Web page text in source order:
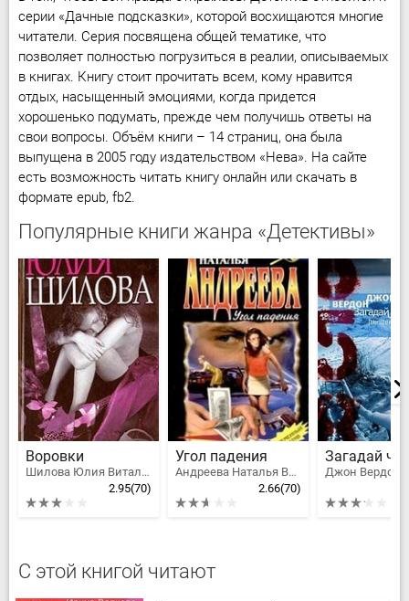
серии «Дачные подсказки», которой восхищаются многие
читатели. Серия посвящена общей тематике, что
позволяет полностью погрузиться в реалии, описываемых
в книгах. Книгу стоит прочитать всем, кому нравится
отдых, насыщенный эмоциями, когда придется
хорошенько подумать, прежде чем получишь ответы на
свои вопросы. Объём книги – 14 страниц, она была
выпущена в 2005 году издательством «Нева». На сайте
есть возможность читать книгу онлайн или скачать в
формате epub, fb2.
Популярные книги жанра «Детективы»
Воровки
Шилова Юлия Витальевна
2.95(70)
Угол падения
Андреева Наталья Вячеславовна
2.66(70)
Загадай
Джон Вердон
С этой книгой читают